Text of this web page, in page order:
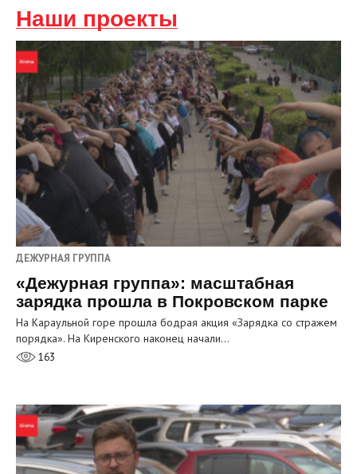
Наши проекты
ДЕЖУРНАЯ ГРУППА
«Дежурная группа»: масштабная
зарядка прошла в Покровском парке
На Караульной горе прошла бодрая акция «Зарядка со стражем
порядка». На Киренского наконец начали…
163